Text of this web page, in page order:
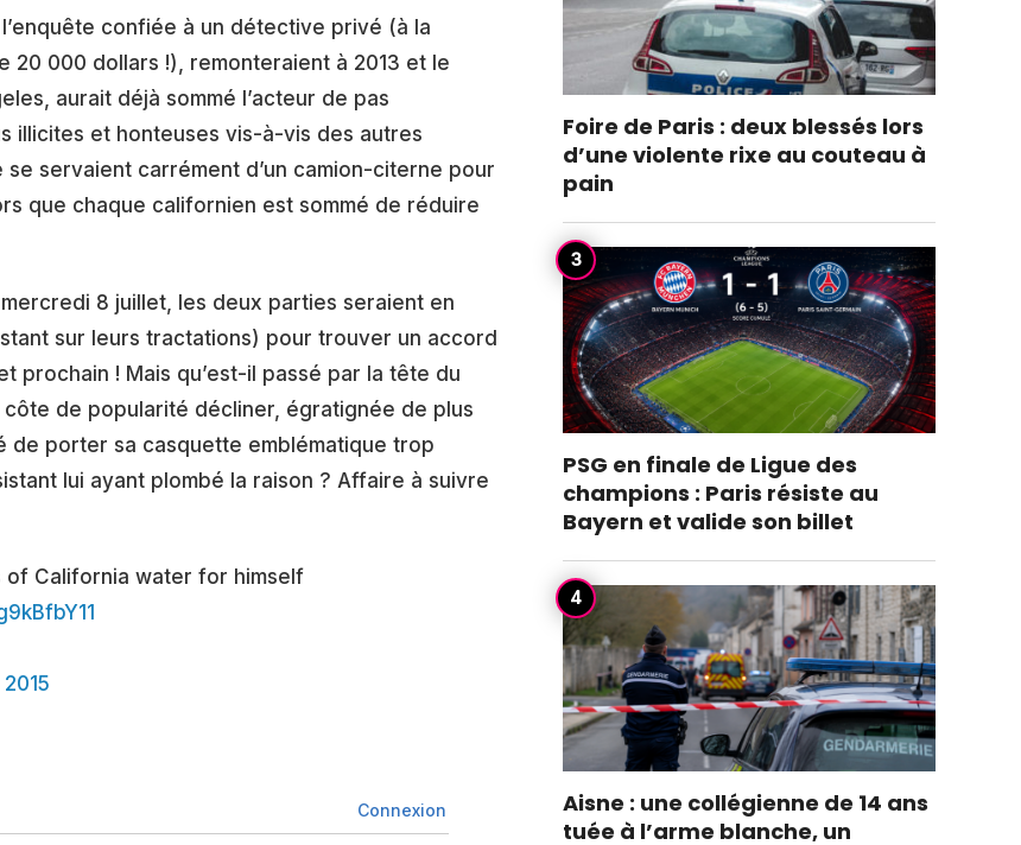
confiée à un détective privé (à la
20 000 dollars !), remonteraient à 2013 et le
aurait déjà sommé l’acteur de pas
illicites et honteuses vis-à-vis des autres
servaient carrément d’un camion-citerne pour
que chaque californien est sommé de réduire
8 juillet, les deux parties seraient en
sur leurs tractations) pour trouver un accord
prochain ! Mais qu’est-il passé par la tête du
de popularité décliner, égratignée de plus
de porter sa casquette emblématique trop
lui ayant plombé la raison ? Affaire à suivre
of California water for himself
Connexion
Foire de Paris : deux blessés lors
d’une violente rixe au couteau à
pain
PSG en finale de Ligue des
champions : Paris résiste au
Bayern et valide son billet
Aisne : une collégienne de 14 ans
tuée à l’arme blanche, un